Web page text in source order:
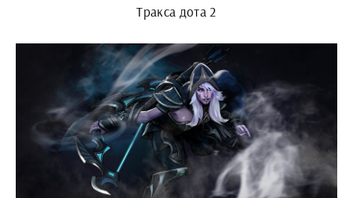
Тракса дота 2